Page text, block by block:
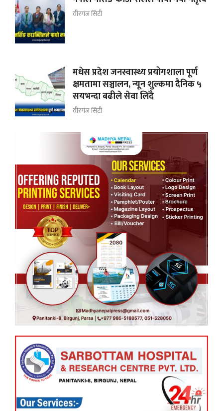
वीरगंज सिटी
मधेस प्रदेश जनस्वास्थ्य प्रयोगशाला पूर्ण
क्षमतामा सञ्चालन, न्यून शुल्कमा दैनिक ५
सयभन्दा बढीले सेवा लिँदै
वीरगंज सिटी